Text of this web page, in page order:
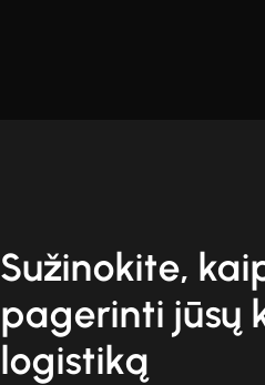
Sužinokite,
pagerinti jūsų
logistiką